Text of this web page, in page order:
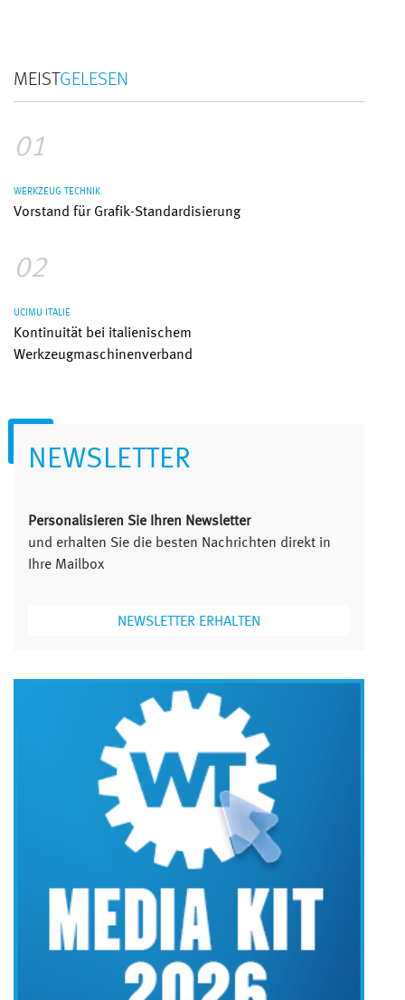
MEISTGELESEN
01
WERKZEUG TECHNIK
Vorstand für Grafik-Standardisierung
02
UCIMU ITALIE
Kontinuität bei italienischem
Werkzeugmaschinenverband
NEWSLETTER
Personalisieren Sie Ihren Newsletter
und erhalten Sie die besten Nachrichten direkt in
Ihre Mailbox
NEWSLETTER ERHALTEN